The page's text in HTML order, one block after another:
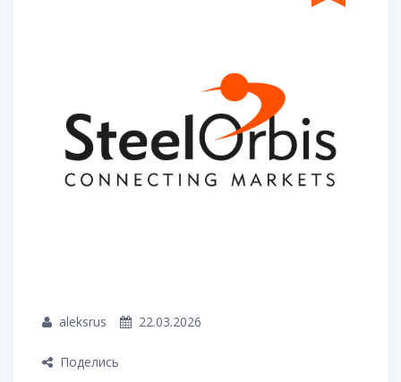
aleksrus 22.03.2026
Поделись